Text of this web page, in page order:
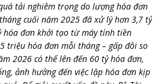
tải nghiêm trọng do lượng hóa đơn
cuối năm 2025 đã xử lý hơn 3,7 tỷ
hóa đơn khởi tạo từ máy tính tiền
triệu hóa đơn mỗi tháng – gấp đôi so
2026 có thể lên đến 60 tỷ hóa đơn,
ảnh hưởng đến việc lập hóa đơn kịp